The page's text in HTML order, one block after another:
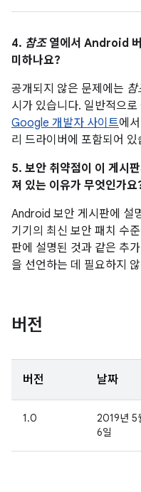
4. 참조열에서 Android 버
미하나요?
공개되지 않은 문제에는 참
시가 있습니다. 일반적으
Google 개발자 사이트에
리 드라이버에 포함되어 있
5. 보안 취약점이 이 게시
져 있는 이유가 무엇인가요
Android 보안 게시판에 설
기기의 최신 보안 패치 수
판에 설명된 것과 같은 추
을 선언하는 데 필요하지
버전
버전 날짜
1.0
2019년 5
6일